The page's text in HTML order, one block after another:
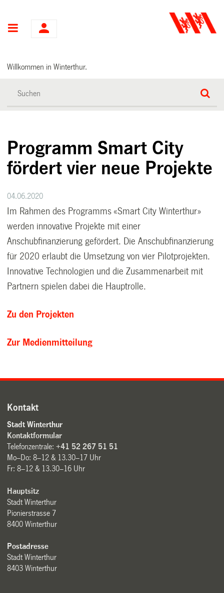
Hauptnavigation
Willkommen in Winterthur.
Programm Smart City
fördert vier neue Projekte
04.06.2020
Im Rahmen des Programms «Smart City Winterthur»
werden innovative Projekte mit einer
Anschubfinanzierung gefördert. Die Anschubfinanzierung
für 2020 erlaubt die Umsetzung von vier Pilotprojekten.
Innovative Technologien und die Zusammenarbeit mit
Partnern spielen dabei die Hauptrolle.
Zu den Projekten
Zur Medienmitteilung
Kontakt
Stadt Winterthur
Kontaktformular
Telefonzentrale:+41 52 267 51 51
Mo–Do: 8–12 & 13.30–17 Uhr
Fr: 8–12 & 13.30–16 Uhr
Hauptsitz
Stadt Winterthur
Pionierstrasse 7
8400 Winterthur
Postadresse
Stadt Winterthur
8403 Winterthur